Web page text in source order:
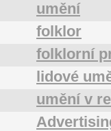
umění
folklor
folklorní
lidové
umění v